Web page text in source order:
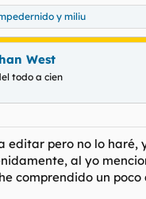
todo el impacto
como mental. Todo ha
que realmente consigue
que ponerlas en
que un músculo si no se
cada vez es más estúpida
a la adversidad,
componer grandes piezas
de edición y autotune,
campo son auténticos
a modelos de vida
siga activo y no
y miliu
West
todo a cien
editar pero no lo haré,
al yo
comprendido un poco